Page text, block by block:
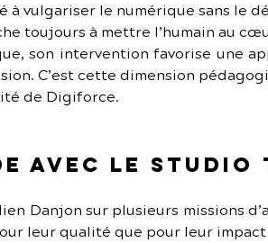
à vulgariser le numérique sans le
toujours à mettre l’humain au
son intervention favorise une
C’est cette dimension
de Digiforce.
Le Studio
Danjon sur plusieurs missions
leur qualité que pour leur